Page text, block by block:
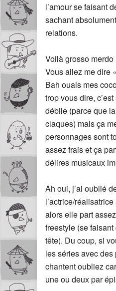
l’amour se faisant
sachant
relations.
Voilà grosso
Vous allez me dire
Bah ouais mes
trop vous dire,
débile (parce que
claques) mais ça
personnages sont
assez frais et ça
délires musicaux
Ah oui, j’ai oublié
l’actrice/
alors elle part
freestyle (se
tête). Du coup, si
les séries avec
chantent oubliez
une ou deux par